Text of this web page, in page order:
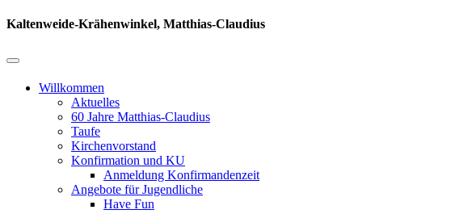
Kaltenweide-Krähenwinkel, Matthias-Claudius
Willkommen
Aktuelles
60 Jahre Matthias-Claudius
Taufe
Kirchenvorstand
Konfirmation und KU
Anmeldung Konfirmandenzeit
Angebote für Jugendliche
Have Fun